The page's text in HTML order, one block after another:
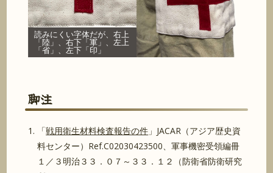
読みにくい字体だが、右上
「陸」、右下「軍」、左上
「省」、左下「印」
脚注
「戦用衛生材料検査報告の件 」JACAR（アジア歴史資
料センター）Ref.C02030423500、軍事機密受領編冊
１／３明治３３．０７～３３．１２（防衛省防衛研究